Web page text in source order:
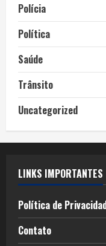
Polícia
Política
Saúde
Trânsito
Uncategorized
LINKS IMPORTANTES
Política de
Contato